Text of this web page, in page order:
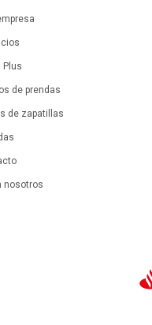
Plus
de prendas
de zapatillas
nosotros